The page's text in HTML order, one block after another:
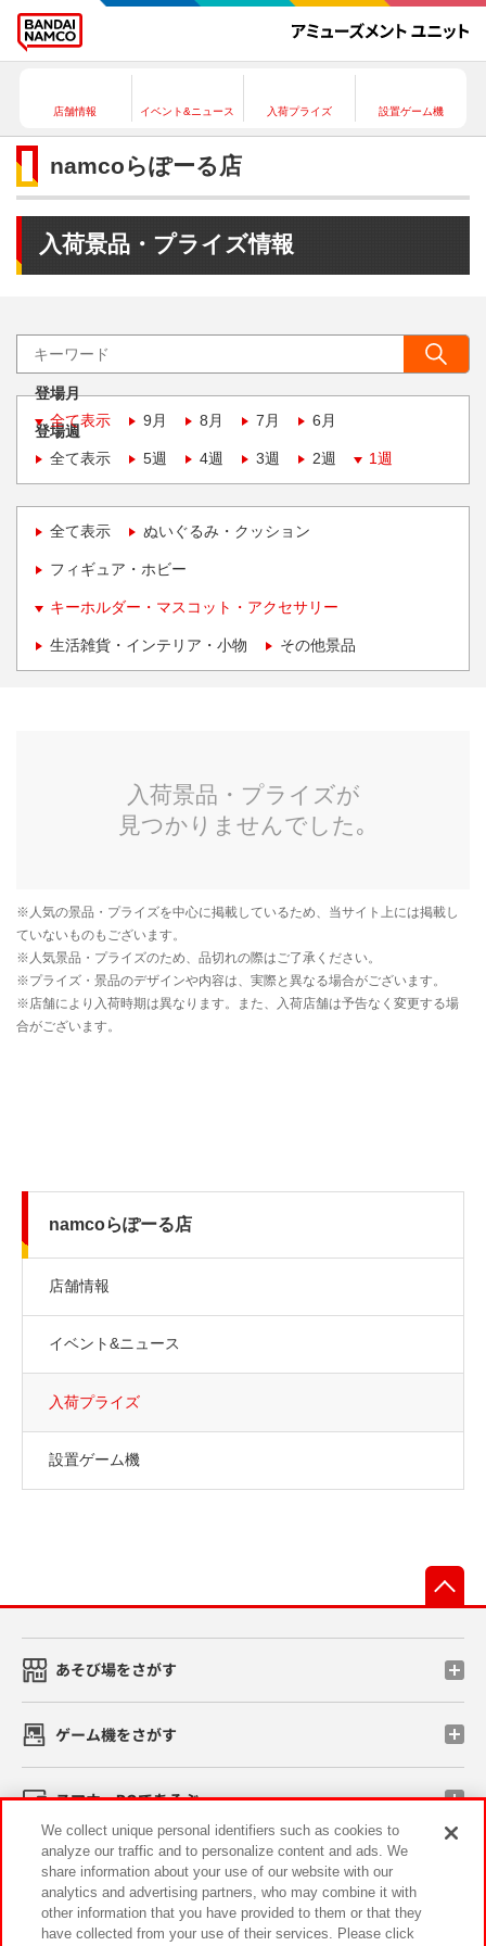
店舗情報 イベント&ニュース 入荷プライズ 設置ゲーム機
namcoらぽーる店
入荷景品・プライズ情報
登場月
全て表示
9月 8月 7月 6月
登場週
全て表示
5週 4週 3週 2週 1週
全て表示 ぬいぐるみ・クッション
フィギュア・ホビー
キーホルダー・マスコット・アクセサリー
生活雑貨・インテリア・小物 その他景品
namcoらぽーる店
店舗情報
イベント&ニュース
入荷プライズ
設置ゲーム機
あそび場をさがす
ゲーム機をさがす
スマホ・PCであそぶ
イベント・キャンペーン
We collect unique personal identifiers such as cookies to
analyze our traffic and to personalize content and ads. We
share information about your use of our website with our
analytics and advertising partners, who may combine it with
other information that you have provided to them or that they
have collected from your use of their services. Please click